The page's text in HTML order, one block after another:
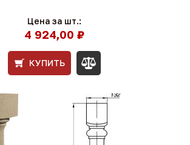
Цена за шт.:
4 924,00 ₽
КУПИТЬ